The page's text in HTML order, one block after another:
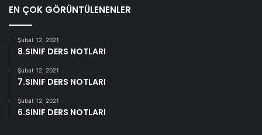
EN ÇOK GÖRÜNTÜLENENLER
Şubat 12, 2021
8.SINIF DERS NOTLARI
Şubat 12, 2021
7.SINIF DERS NOTLARI
Şubat 12, 2021
6.SINIF DERS NOTLARI